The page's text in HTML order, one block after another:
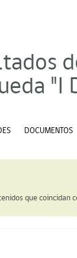
"I
DOCUMENTOS
que coincidan